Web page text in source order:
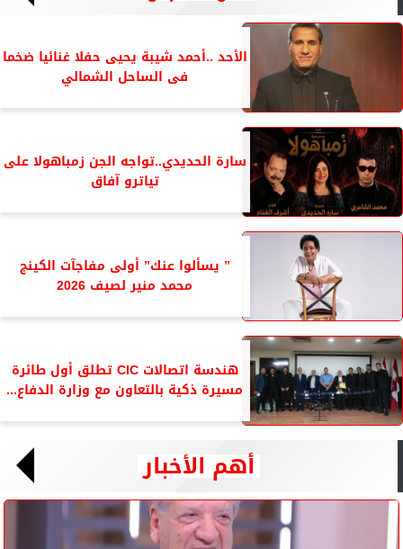
الأحد ..أحمد شيبة يحيى حفلا غنائيا ضخما
فى الساحل الشمالي
سارة الحديدي..تواجه الجن زمباهولا على
تياترو آفاق
” يسألوا عنك” أولى مفاجآت الكينج
محمد منير لصيف 2026
هندسة اتصالات CIC تطلق أول طائرة
مسيرة ذكية بالتعاون مع وزارة الدفاع...
أهم الأخبار